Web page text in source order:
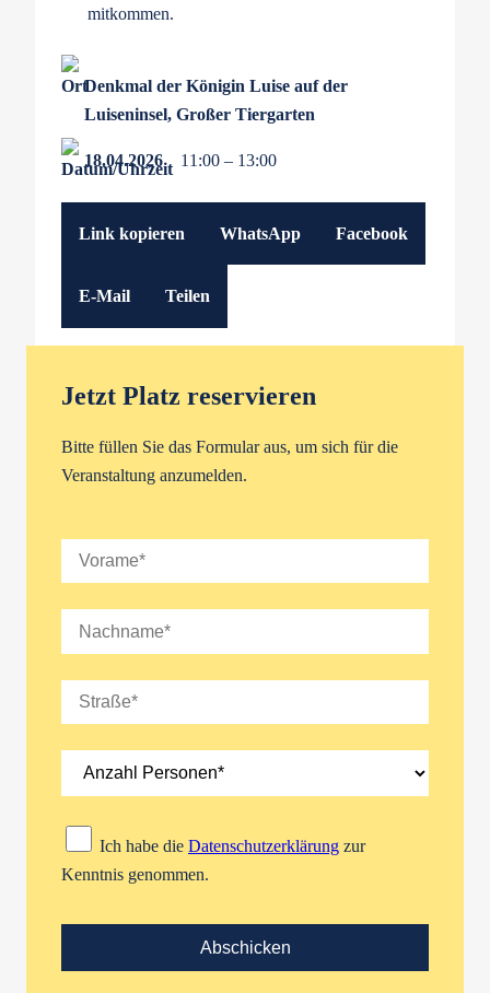
mitkommen.
Denkmal der Königin Luise auf der
Luiseninsel, Großer Tiergarten
18.04.2026 11:00 – 13:00
Link kopieren WhatsApp Facebook
E-Mail Teilen
Jetzt Platz reservieren
Bitte füllen Sie das Formular aus, um sich für die
Veranstaltung anzumelden.
Ich habe die Datenschutzerklärung zur
Kenntnis genommen.